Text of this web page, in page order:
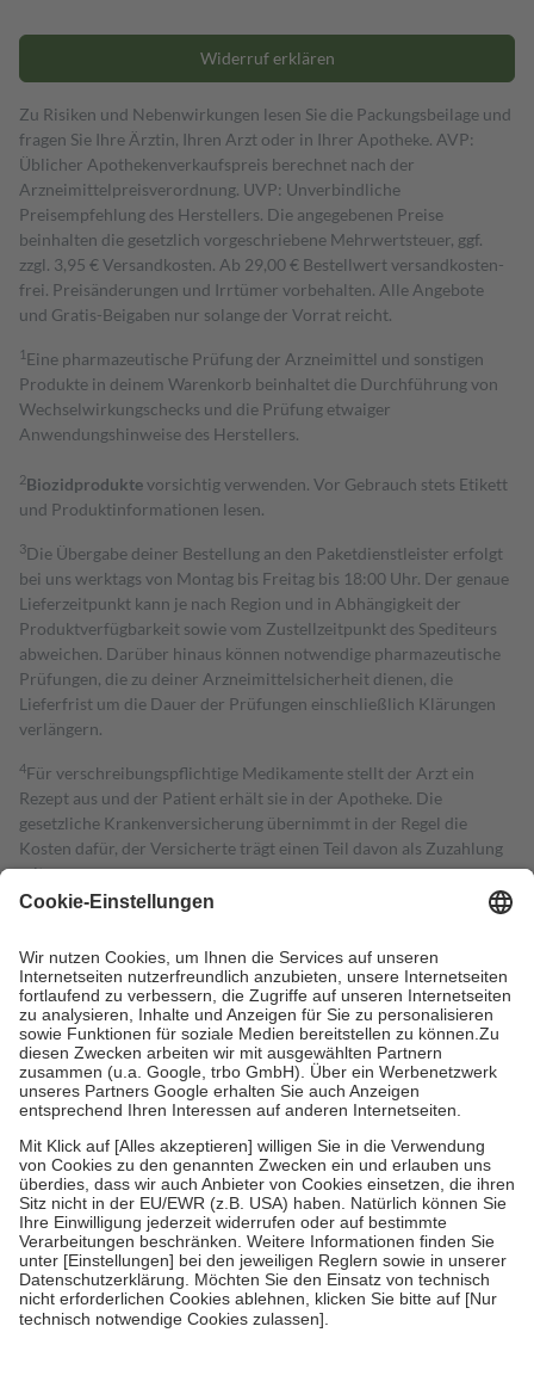
Widerruf erklären
Zu Risiken und Nebenwirkungen lesen Sie die Packungsbeilage und
fragen Sie Ihre Ärztin, Ihren Arzt oder in Ihrer Apotheke. AVP:
Üblicher Apothekenverkaufspreis berechnet nach der
Arzneimittelpreisverordnung. UVP: Unverbindliche
Preisempfehlung des Herstellers. Die angegebenen Preise
beinhalten die gesetzlich vorgeschriebene Mehrwertsteuer, ggf.
zzgl. 3,95 € Versandkosten. Ab 29,00 € Bestell­wert versand­kosten­
frei. Preisänderungen und Irrtümer vorbehalten. Alle Angebote
und Gratis-Beigaben nur solange der Vorrat reicht.
1 Eine pharmazeutische Prüfung der Arzneimittel und sonstigen
Produkte in deinem Warenkorb beinhaltet die Durchführung von
Wechselwirkungschecks und die Prüfung etwaiger
Anwendungshinweise des Herstellers.
2Biozidproduktevorsichtig verwenden. Vor Gebrauch stets Etikett
und Produktinformationen lesen.
3Die Übergabe deiner Bestellung an den Paketdienstleister erfolgt
bei uns werktags von Montag bis Freitag bis 18:00 Uhr. Der genaue
Lieferzeitpunkt kann je nach Region und in Abhängigkeit der
Produktverfügbarkeit sowie vom Zustellzeitpunkt des Spediteurs
abweichen. Darüber hinaus können notwendige pharmazeutische
Prüfungen, die zu deiner Arzneimittelsicherheit dienen, die
Lieferfrist um die Dauer der Prüfungen einschließlich Klärungen
verlängern.
4Für verschreibungspflichtige Medikamente stellt der Arzt ein
Rezept aus und der Patient erhält sie in der Apotheke. Die
gesetzliche Krankenversicherung übernimmt in der Regel die
Kosten dafür, der Versicherte trägt einen Teil davon als Zuzahlung
mit.
Grundsätzlich leisten Mitglieder Zuzahlungen in Höhe von zehn
höchstens zehn Euro.
Es sind jedoch nie mehr als die tatsächlichen
Kosten der Leistung zu entrichten.
Diese Regeln gelten grundsätzlich auch für Online-Apotheken.
Bei Heilmitteln und häuslicher Krankenpflege beträgt die
Zuzahlung zehn Prozent der Kosten sowie zehn Euro je
Verordnung.
Um das Engagement der Versicherten für ihre eigene Gesundheit zu
stärken und die besondere Stellung der Familie zu unterstützen,
fallenkeine Zuzahlungenan bei:
• Kindern und Jugendlichen bis zum vollendeten 18. Lebensjahr
mit Ausnahme der Fahrkosten
• Untersuchungen zur Vorsorge und Früherkennung, die von der
GKV getragen werden
• empfohlenen Schutzimpfungen
• Harn- und Blutteststreifen